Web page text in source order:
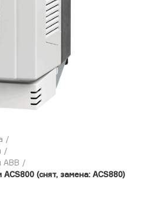
ABB
(снят, замена: ACS880)